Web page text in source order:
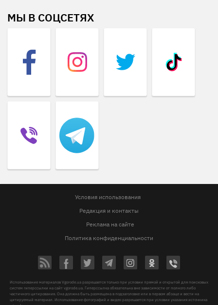
МЫ В СОЦСЕТЯХ
Условия использования
Редакция и контакты
Реклама на сайте
Политика конфиденциальности
Использование материалов Vgorode.ua разрешается только при условии прямой и открытой для поисковых
систем гиперссылки на сайт vgorode.ua. Гиперссылка обязательна вне зависимости от полного либо
частичного цитирования. Она должна быть размещена в подзаголовке или в первом абзаце и вести на
цитируемый материал. Использование фотографий и видео разрешается при условии указания источника